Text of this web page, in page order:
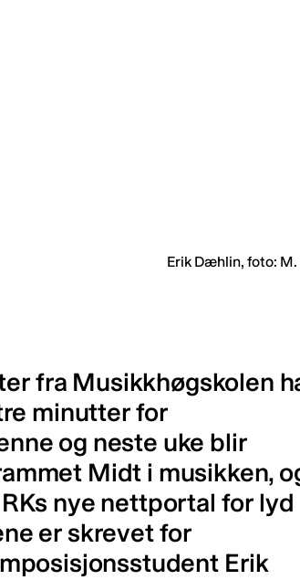
fra Musikkhøgskolen
minutter for
og neste uke blir
Midt i musikken,
nye nettportal for lyd
er skrevet for
Erik